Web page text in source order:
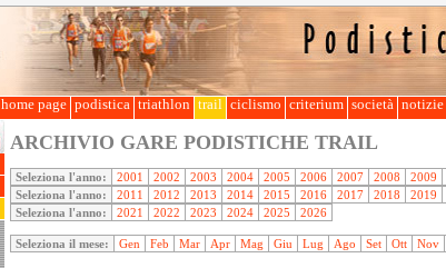
home page podistica triathlon trail ciclismo criterium società notizie
ARCHIVIO GARE PODISTICHE TRAIL
Seleziona l'anno: 2001 2002 2003 2004 2005 2006 2007 2008 2009
Seleziona l'anno:
2011 2012 2013 2014 2015 2016 2017 2018 2019
Seleziona l'anno:
2021 2022 2023 2024 2025 2026
Seleziona il mese: Gen Feb Mar Apr Mag Giu Lug Ago Set Ott Nov